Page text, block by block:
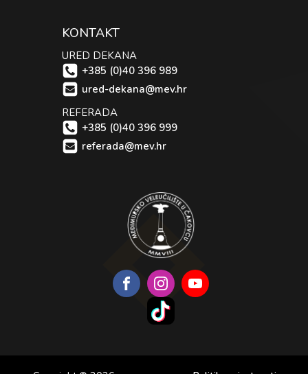
KONTAKT
URED DEKANA
+385 (0)40 396 989
ured-dekana@mev.hr
REFERADA
+385 (0)40 396 999
referada@mev.hr